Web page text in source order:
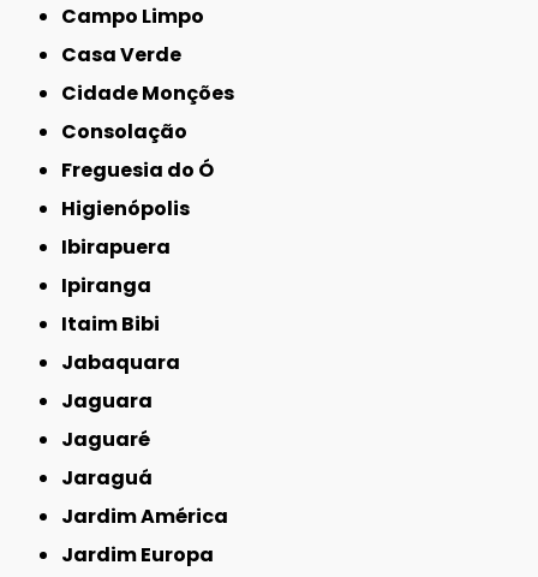
Campo Limpo
Casa Verde
Cidade Monções
Consolação
Freguesia do Ó
Higienópolis
Ibirapuera
Ipiranga
Itaim Bibi
Jabaquara
Jaguara
Jaguaré
Jaraguá
Jardim América
Jardim Europa